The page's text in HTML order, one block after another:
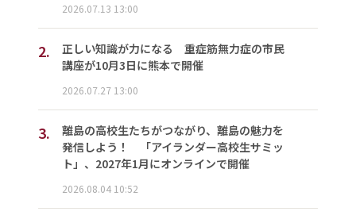
2026.07.13 13:00
2.
正しい知識が力になる 重症筋無力症の市民
講座が10月3日に熊本で開催
2026.07.27 13:00
3.
離島の高校生たちがつながり、離島の魅力を
発信しよう！ 「アイランダー高校生サミッ
ト」、2027年1月にオンラインで開催
2026.08.04 10:52